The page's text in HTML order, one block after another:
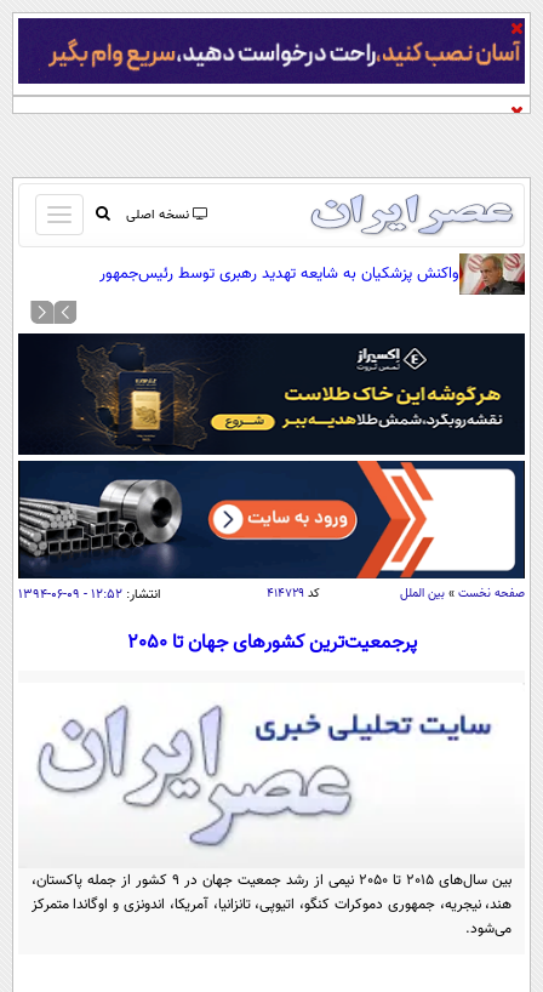
نسخه اصلی
باز
و
کردن
صفحه اول
آرشیو
نظرسنجی
آب و هوا
اوقات شرعی
سواد زندگی
اقتصاد
اقتصادی
جامعه
حوادث
یک برش دانایی
سفر و تفریح
بین الملل
علم و دانش
علمی
گوناگون
واکنش پزشکیان به شایعه تهدید رهبری توسط رئیس‌جمهور
صفحه نخست » بین الملل کد۴۱۴۷۲۹ انتشار: ۱۲:۵۲ - ۰۹-۰۶-۱۳۹۴
پرجمعیت‌ترین کشورهای جهان تا 2050
بین سال‌های 2015 تا 2050 نیمی از رشد جمعیت جهان در 9 کشور از جمله پاکستان،
هند، نیجریه، جمهوری دموکرات کنگو، اتیوپی، تانزانیا، آمریکا، اندونزی و اوگاندا متمرکز
می‌شود.